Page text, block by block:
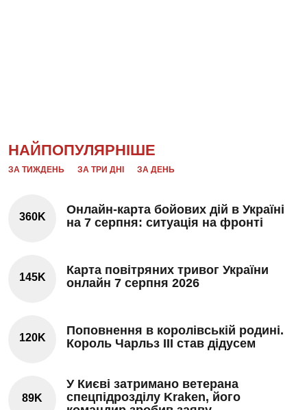
НАЙПОПУЛЯРНІШЕ
ЗА ТИЖДЕНЬ ЗА ТРИ ДНІ ЗА ДЕНЬ
360K
Онлайн-карта бойових дій в Україні
на 7 серпня: ситуація на фронті
145K
Карта повітряних тривог України
онлайн 7 серпня 2026
120K
Поповнення в королівській родині.
Король Чарльз III став дідусем
89K
У Києві затримано ветерана
спецпідрозділу Kraken, його